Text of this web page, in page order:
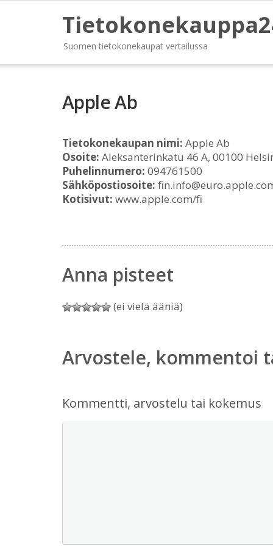
Suomen tietokonekaupat vertailussa
Apple Ab
Tietokonekaupan nimi: Apple Ab
Osoite: Aleksanterinkatu 46 A, 00100
Puhelinnumero: 094761500
Sähköpostiosoite:
Kotisivut: www.apple.com/fi
Anna pisteet
(ei vielä ääniä)
Arvostele, kommentoi
Kommentti, arvostelu tai kokemus